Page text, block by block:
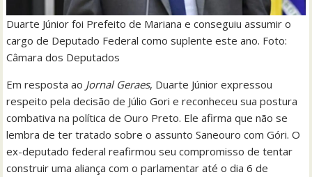
Duarte Júnior foi Prefeito de Mariana e conseguiu assumir o
cargo de Deputado Federal como suplente este ano. Foto:
Câmara dos Deputados
Em resposta ao Jornal Geraes, Duarte Júnior expressou
respeito pela decisão de Júlio Gori e reconheceu sua postura
combativa na política de Ouro Preto. Ele afirma que não se
lembra de ter tratado sobre o assunto Saneouro com Góri. O
ex-deputado federal reafirmou seu compromisso de tentar
construir uma aliança com o parlamentar até o dia 6 de